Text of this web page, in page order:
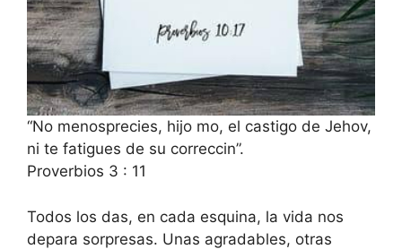
“No menosprecies, hijo mo, el castigo de Jehov,
ni te fatigues de su correccin”.
Proverbios 3 : 11
Todos los das, en cada esquina, la vida nos
depara sorpresas. Unas agradables, otras